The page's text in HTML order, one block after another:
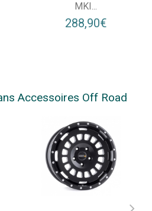
MKI...
288,90€
Accessoires Off Road